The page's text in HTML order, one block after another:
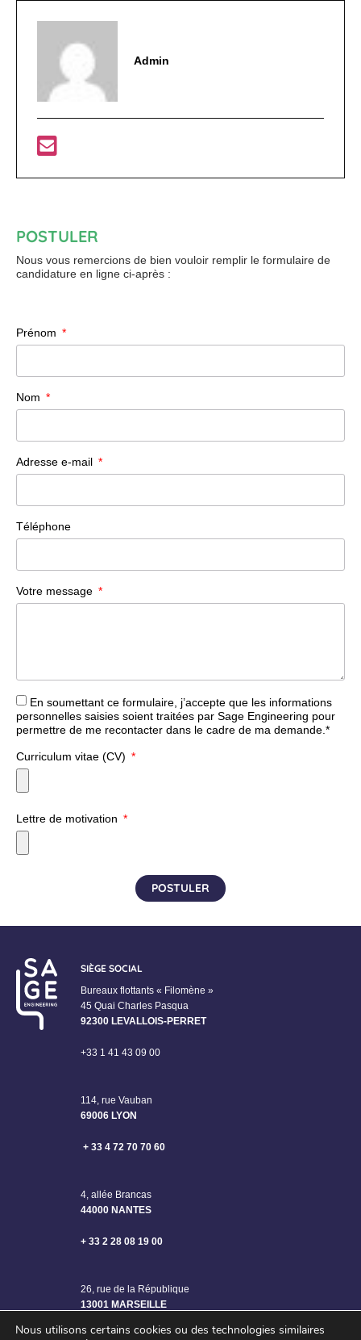
Admin
POSTULER
Nous vous remercions de bien vouloir remplir le formulaire de
candidature en ligne ci-après :
Prénom
Nom
Adresse e-mail
Téléphone
Votre message
En soumettant ce formulaire, j’accepte que les informations
personnelles saisies soient traitées par Sage Engineering pour
permettre de me recontacter dans le cadre de ma demande.*
Curriculum vitae (CV)
Lettre de motivation
POSTULER
SIÈGE SOCIAL
Bureaux flottants « Filomène »
45 Quai Charles Pasqua
92300 LEVALLOIS-PERRET
+33 1 41 43 09 00
114, rue Vauban
69006 LYON
+ 33 4 72 70 70 60
4, allée Brancas
44000 NANTES
+ 33 2 28 08 19 00
26, rue de la République
13001 MARSEILLE
Nous utilisons certains cookies ou des technologies similaires